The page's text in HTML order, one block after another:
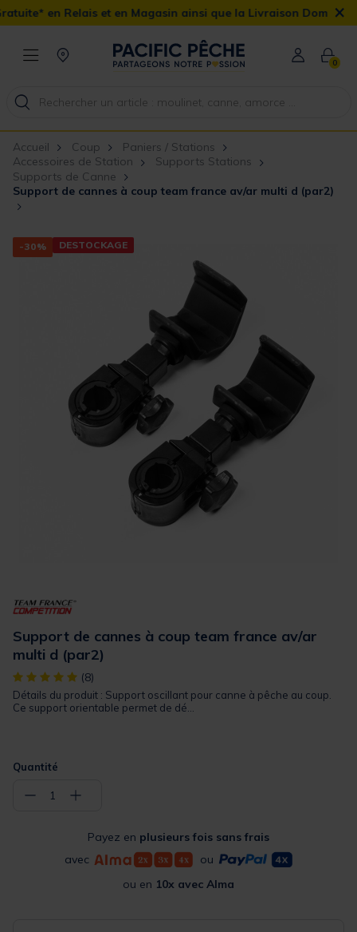
et en Magasin ainsi que la Livraison Domicile offerte dès 90€
×
0
Accueil Coup
Paniers / Stations
Accessoires de Station
Supports Stations
Supports de Canne
Support de cannes à coup team france av/ar multi d (par2)
-30% DESTOCKAGE
Support de cannes à coup team france av/ar
multi d (par2)
[object Object] out of 5 Customer Rating
(8)
Détails du produit : Support oscillant pour canne à pêche au coup.
Ce support orientable permet de dé...
Quantité
− 1 +
Payez en plusieurs fois sans frais
avec
ou
ou en 10x avec Alma